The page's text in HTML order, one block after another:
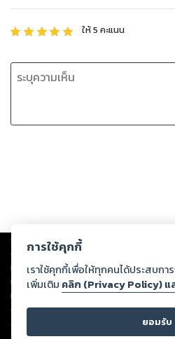
ให้5 คะแนน
Copyright © 2026
ต่อผลงานหรือเนื้อหาใดที่อัปโหลดผ่านเว็บไซ
ทรัพย์สินทางปัญญาของบุคคลอื่นหรือขัดต่อก
ทุกท่านโปรดใช้วิจารณญาณในการกลั่นกรอง
หนึ่งส่วนใดขัดต่อกฎหมายและศีลธรรม กรุณา
ดำเนินการในทันที ทั้งนี้ ทางสตอรี่ล็อกขอ
ลิขสิทธิ์ พ.ศ. 2537 (ฉบับล่าสุด)
การใช้คุกกี้
เราใช้คุกกี้เพื่อให้ทุกคนได้ประสบก
เพิ่มเติม คลิก (Privacy Policy) แ
ยอมรับ